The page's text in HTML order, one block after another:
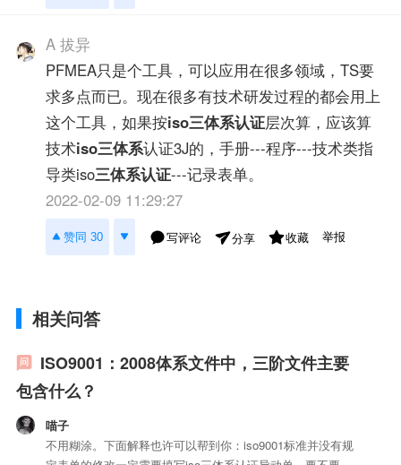
A 拔异
PFMEA只是个工具，可以应用在很多领域，TS要
求多点而已。现在很多有技术研发过程的都会用上
这个工具，如果按iso三体系认证层次算，应该算
技术iso三体系认证3J的，手册---程序---技术类指
导类iso三体系认证---记录表单。
2022-02-09 11:29:27
赞同 30 写评论 分享 收藏 举报
相关问答
ISO9001：2008体系文件中，三阶文件主要
包含什么？
喵子
不用糊涂。下面解释也许可以帮到你：iso9001标准并没有规